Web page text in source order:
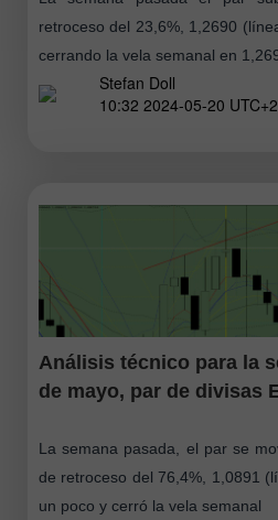
retroceso del 23,6%, 1,2690
cerrando la vela semanal en
Stefan Doll
10:32 2024-05-20 UTC+2
Análisis técnico para la
de mayo, par de divisas
La semana pasada, el par se
de retroceso del 76,4%, 1,0891
un poco y cerró la vela semanal